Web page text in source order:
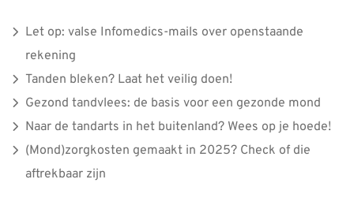
Let op: valse Infomedics-mails over openstaande
rekening
Tanden bleken? Laat het veilig doen!
Gezond tandvlees: de basis voor een gezonde mond
Naar de tandarts in het buitenland? Wees op je hoede!
(Mond)zorgkosten gemaakt in 2025? Check of die
aftrekbaar zijn